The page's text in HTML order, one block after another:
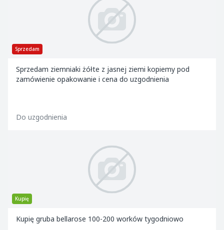
Sprzedam
Sprzedam ziemniaki żółte z jasnej ziemi kopiemy pod
zamówienie opakowanie i cena do uzgodnienia
Do uzgodnienia
Kupię
Kupię gruba bellarose 100-200 worków tygodniowo